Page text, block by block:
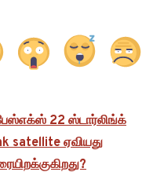
22 ஸ்டார்லிங்க்
ஏவியது